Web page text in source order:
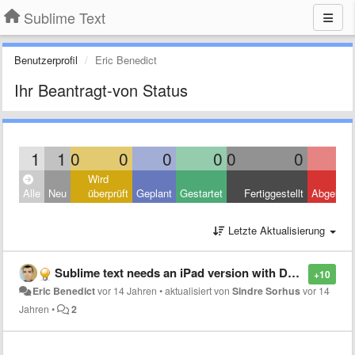
Sublime Text
Benutzerprofil Eric Benedict
Ihr Beantragt-von Status
1 1 0 0 0 0 0 0
Alle Neu
Wird
überprüft Geplant Gestartet Fertiggestellt
Letzte Aktualisierung
+10
Sublime text needs an iPad version with Dropbox integration
Eric Benedictvor 14 Jahren •aktualisiert vonSindre Sorhusvor 14
Jahren • 2